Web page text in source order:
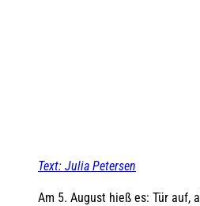
Text: Julia Petersen
Am 5. August hieß es: Tür auf,